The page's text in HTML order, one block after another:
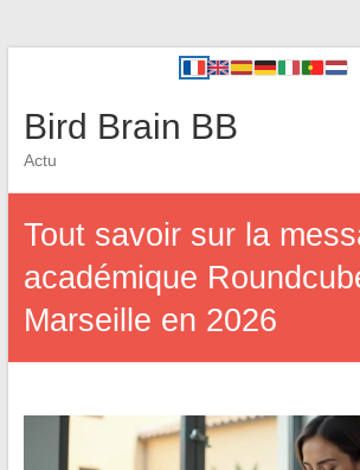
Bird Brain BB
Actu
Tout savoir sur la
académique
Marseille en 2026